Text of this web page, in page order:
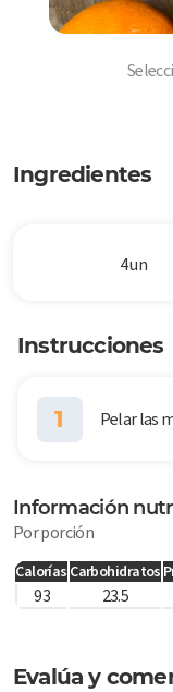
Ingredientes
4 un
Instrucciones
1 Pelar las
Información
Por porción
Calorías Carbohidratos
93 23.5
Evalúa y